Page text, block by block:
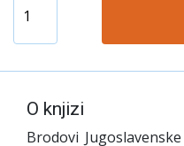
O knjizi
Brodovi